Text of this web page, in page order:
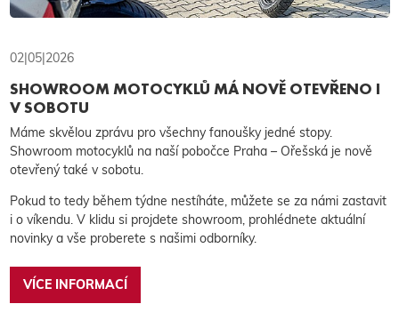
02|05|2026
SHOWROOM MOTOCYKLŮ MÁ NOVĚ OTEVŘENO I
V SOBOTU
Máme skvělou zprávu pro všechny fanoušky jedné stopy.
Showroom motocyklů na naší pobočce Praha – Ořešská je nově
otevřený také v sobotu.
Pokud to tedy během týdne nestíháte, můžete se za námi zastavit
i o víkendu. V klidu si projdete showroom, prohlédnete aktuální
novinky a vše proberete s našimi odborníky.
VÍCE INFORMACÍ